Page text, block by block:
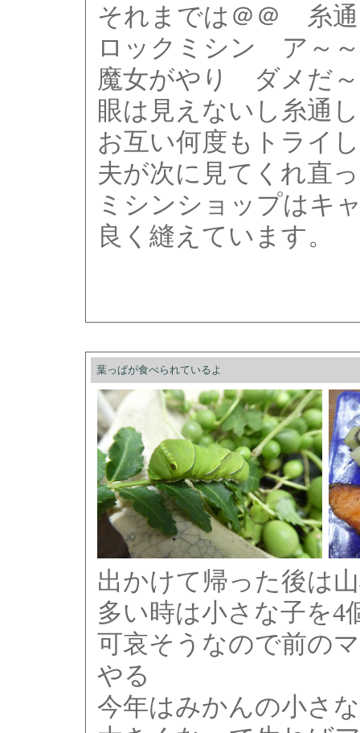
それまでは＠＠ 糸
ロックミシン ア～
魔女がやり ダメだ～
眼は見えないし糸通
お互い何度もトライ
夫が次に見てくれ直
ミシンショップはキ
良く縫えています。
葉っぱが食べられているよ
出かけて帰った後は
多い時は小さな子を4
可哀そうなので前の
やる
今年はみかんの小さ